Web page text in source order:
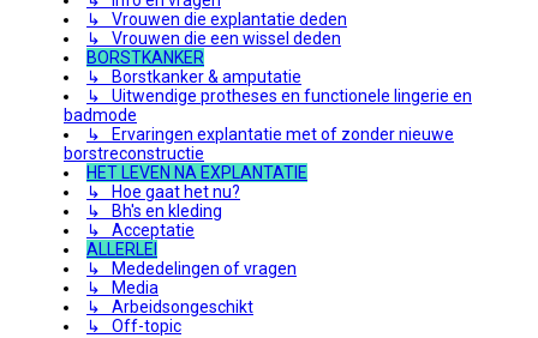
↳ Vrouwen die explantatie deden
↳ Vrouwen die een wissel deden
BORSTKANKER
↳ Borstkanker & amputatie
↳ Uitwendige protheses en functionele lingerie en
badmode
↳ Ervaringen explantatie met of zonder nieuwe
borstreconstructie
HET LEVEN NA EXPLANTATIE
↳ Hoe gaat het nu?
↳ Bh's en kleding
↳ Acceptatie
ALLERLEI
↳ Mededelingen of vragen
↳ Media
↳ Arbeidsongeschikt
↳ Off-topic